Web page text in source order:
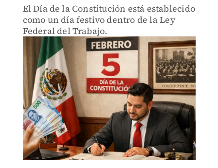
El Día de la Constitución está establecido
como un día festivo dentro de la Ley
Federal del Trabajo.